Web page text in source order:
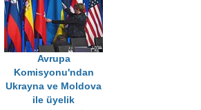
Avrupa
Komisyonu'ndan
Ukrayna ve Moldova
ile üyelik